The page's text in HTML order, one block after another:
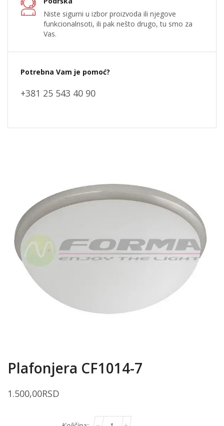
Niste sigurni u izbor proizvoda ili njegove
funkcionalnsoti, ili pak nešto drugo, tu smo za
Vas.
Potrebna Vam je pomoć?
+381 25 543 40 90
Plafonjera CF1014-7
1.500,00RSD